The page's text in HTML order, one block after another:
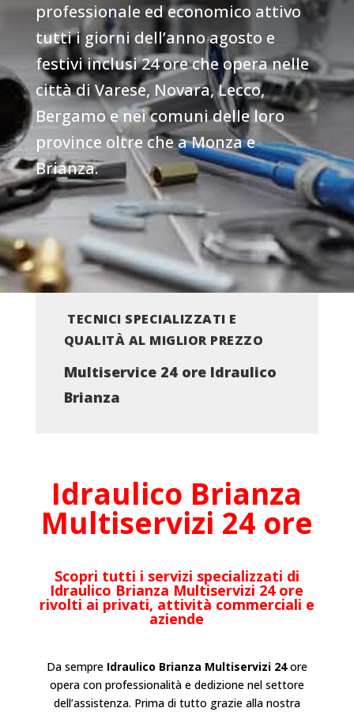
professionale ed economico attivo
tutti i giorni dell’anno agosto e
festivi inclusi 24 ore che opera nelle
città di Varese, Novara, Lecco,
Bergamo e nei comuni delle loro
province oltre che a Monza e
Brianza.
TECNICI SPECIALIZZATI E
QUALITÀ AL MIGLIOR PREZZO
Multiservice 24 ore Idraulico
Brianza
Idraulico Brianza
Multiservizi 24 ore
Scopri tutti i servizi specializzati di
Idraulico Brianza Multiservizi 24 ore
rivolti ai privati, attività commerciali e
aziende
Da sempre Idraulico Brianza Multiservizi 24ore
opera con professionalità e dedizione nel settore
dell’assistenza. Prima di tutto grazie alla nostra